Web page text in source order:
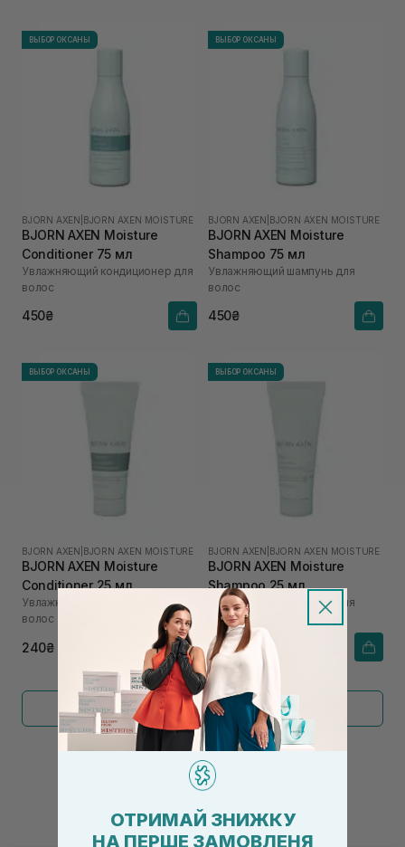
ВЫБОР ОКСАНЫ
BJORN AXEN BJORN AXEN MOISTURE
BJORN AXEN Moisture
Conditioner 75 мл
Увлажняющий кондиционер для
волос
450₴
ВЫБОР ОКСАНЫ
BJORN AXEN BJORN AXEN MOISTURE
BJORN AXEN Moisture
Shampoo 75 мл
Увлажняющий шампунь для
волос
450₴
ВЫБОР ОКСАНЫ
BJORN AXEN BJORN AXEN MOISTURE
BJORN AXEN Moisture
Conditioner 25 мл
Увлажняющий кондиционер для
волос
240₴
ВЫБОР ОКСАНЫ
BJORN AXEN BJORN AXEN MOISTURE
BJORN AXEN Moisture
Shampoo 25 мл
Увлажняющий шампунь для
волос
240₴
Показать больше
1 2
ОТРИМАЙ ЗНИЖКУ
НА ПЕРШЕ ЗАМОВЛЕНЯ